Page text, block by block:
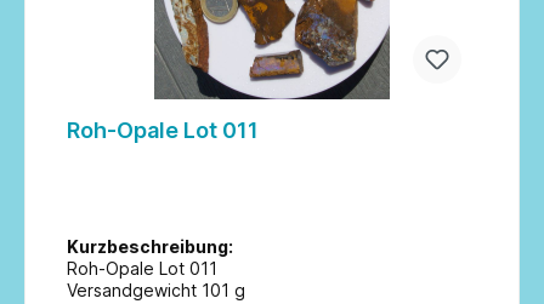
Roh-Opale Lot 011
Kurzbeschreibung:
Roh-Opale Lot 011
Versandgewicht 101 g